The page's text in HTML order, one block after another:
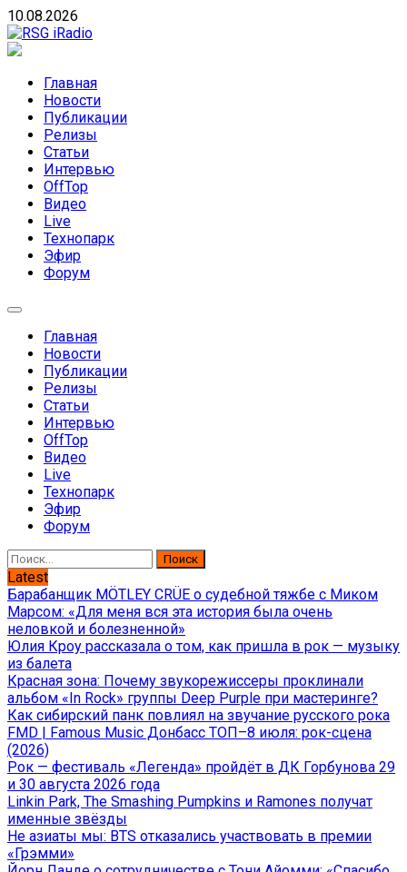
Skip
to
content
10.08.2026
направлений без возрастных ограничений
Главная
Новости
Публикации
Релизы
Статьи
Интервью
OffTop
Видео
Live
Технопарк
Эфир
Форум
Главная
Новости
Публикации
Релизы
Статьи
Интервью
OffTop
Видео
Live
Технопарк
Эфир
Форум
Найти:
Latest
Барабанщик MÖTLEY CRÜE о судебной тяжбе с Миком
Марсом: «Для меня вся эта история была очень
неловкой и болезненной»
Юлия Кроу рассказала о том, как пришла в рок — музыку
из балета
Красная зона: Почему звукорежиссеры проклинали
альбом «In Rock» группы Deep Purple при мастеринге?
Как сибирский панк повлиял на звучание русского рока
FMD | Famous Music Донбасс ТОП–8 июля: рок-сцена
(2026)
Рок — фестиваль «Легенда» пройдёт в ДК Горбунова 29
и 30 августа 2026 года
Linkin Park, The Smashing Pumpkins и Ramones получат
именные звёзды
Не азиаты мы: BTS отказались участвовать в премии
«Грэмми»